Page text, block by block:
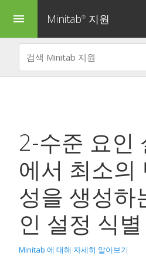
menu Minitab® 지원
2-수준 요인
에서 최소의
성을 생성하
인 설정 식별
Minitab 에 대해 자세히 알아보기